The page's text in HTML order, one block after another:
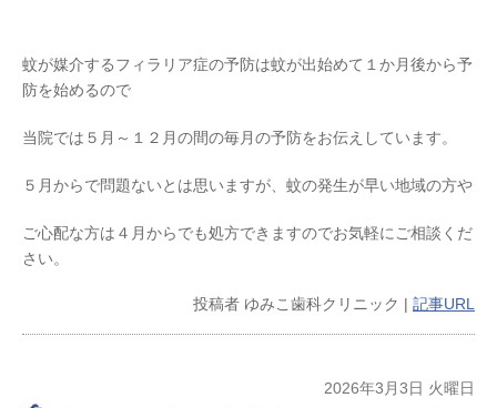
蚊が媒介するフィラリア症の予防は蚊が出始めて１か月後から予
防を始めるので
当院では５月～１２月の間の毎月の予防をお伝えしています。
５月からで問題ないとは思いますが、蚊の発生が早い地域の方や
ご心配な方は４月からでも処方できますのでお気軽にご相談くだ
さい。
投稿者 ゆみこ歯科クリニック | 記事URL
2026年3月3日 火曜日